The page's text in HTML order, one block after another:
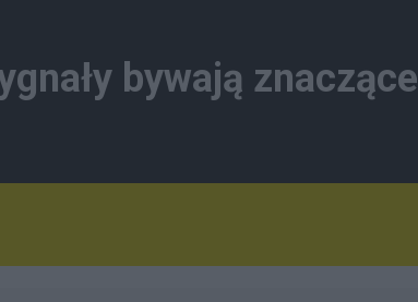
bywają znaczące